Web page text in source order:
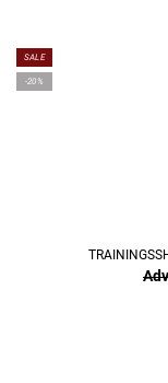
SALE
-20%